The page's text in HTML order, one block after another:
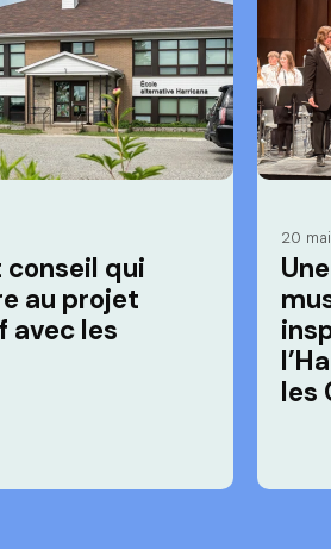
qui
au projet
avec les
20
les